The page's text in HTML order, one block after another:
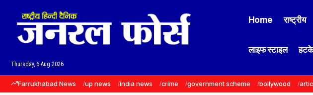
Thursday, 6 Aug 2026
Home राष्ट्रीय
लाइफ स्टाइल
Farrukhabad News up news india news crime government scheme bollywood